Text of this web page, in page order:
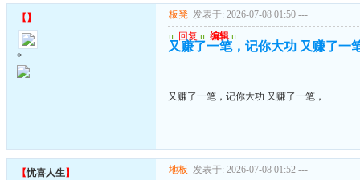
【 】
*
板凳 发表于: 2026-07-08 01:50 ---
u 回复 u 编辑 u
又赚了一笔，记你大功 又赚了一
又赚了一笔，记你大功 又赚了一笔，
【忧喜人生】 地板 发表于: 2026-07-08 01:52 ---